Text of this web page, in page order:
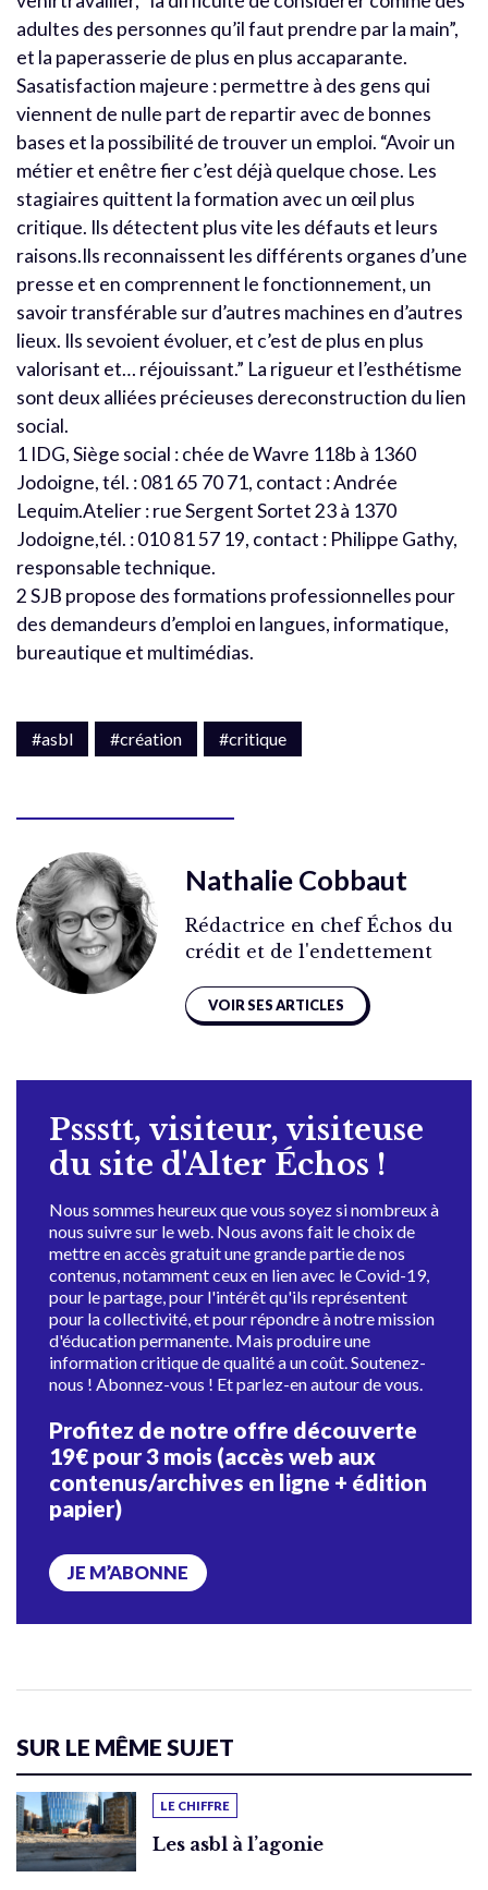
adultes des personnes qu’il faut prendre par la main”,
et la paperasserie de plus en plus accaparante.
Sasatisfaction majeure : permettre à des gens qui
viennent de nulle part de repartir avec de bonnes
bases et la possibilité de trouver un emploi. “Avoir un
métier et enêtre fier c’est déjà quelque chose. Les
stagiaires quittent la formation avec un œil plus
critique. Ils détectent plus vite les défauts et leurs
raisons.Ils reconnaissent les différents organes d’une
presse et en comprennent le fonctionnement, un
savoir transférable sur d’autres machines en d’autres
lieux. Ils sevoient évoluer, et c’est de plus en plus
valorisant et… réjouissant.” La rigueur et l’esthétisme
sont deux alliées précieuses dereconstruction du lien
social.
1 IDG, Siège social : chée de Wavre 118b à 1360
Jodoigne, tél. : 081 65 70 71, contact : Andrée
Lequim.Atelier : rue Sergent Sortet 23 à 1370
Jodoigne,tél. : 010 81 57 19, contact : Philippe Gathy,
responsable technique.
2 SJB propose des formations professionnelles pour
des demandeurs d’emploi en langues, informatique,
bureautique et multimédias.
#asbl #création #critique
Nathalie Cobbaut
Rédactrice en chef Échos du
crédit et de l'endettement
VOIR SES ARTICLES
Pssstt, visiteur, visiteuse
du site d'Alter Échos !
Nous sommes heureux que vous soyez si nombreux à
nous suivre sur le web. Nous avons fait le choix de
mettre en accès gratuit une grande partie de nos
contenus, notamment ceux en lien avec le Covid-19,
pour le partage, pour l'intérêt qu'ils représentent
pour la collectivité, et pour répondre à notre mission
d'éducation permanente. Mais produire une
information critique de qualité a un coût. Soutenez-
nous ! Abonnez-vous ! Et parlez-en autour de vous.
Profitez de notre offre découverte
19€ pour 3 mois (accès web aux
contenus/archives en ligne + édition
papier)
JE M’ABONNE
SUR LE MÊME SUJET
LE CHIFFRE
Les asbl à l’agonie